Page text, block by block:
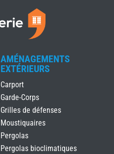
AMÉNAGEMENTS
EXTÉRIEURS
Carport
Garde-Corps
Grilles de défenses
Moustiquaires
Pergolas
Pergolas bioclimatiques